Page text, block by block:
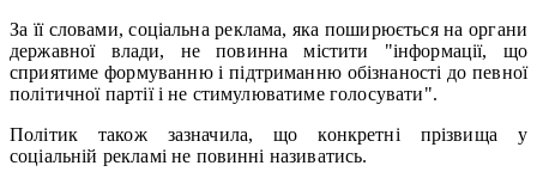
За її словами, соціальна реклама, яка поширюється на органи
державної влади, не повинна містити "інформації, що
сприятиме формуванню і підтриманню обізнаності до певної
політичної партії і не стимулюватиме голосувати".
Політик також зазначила, що конкретні прізвища у
соціальній рекламі не повинні називатись.